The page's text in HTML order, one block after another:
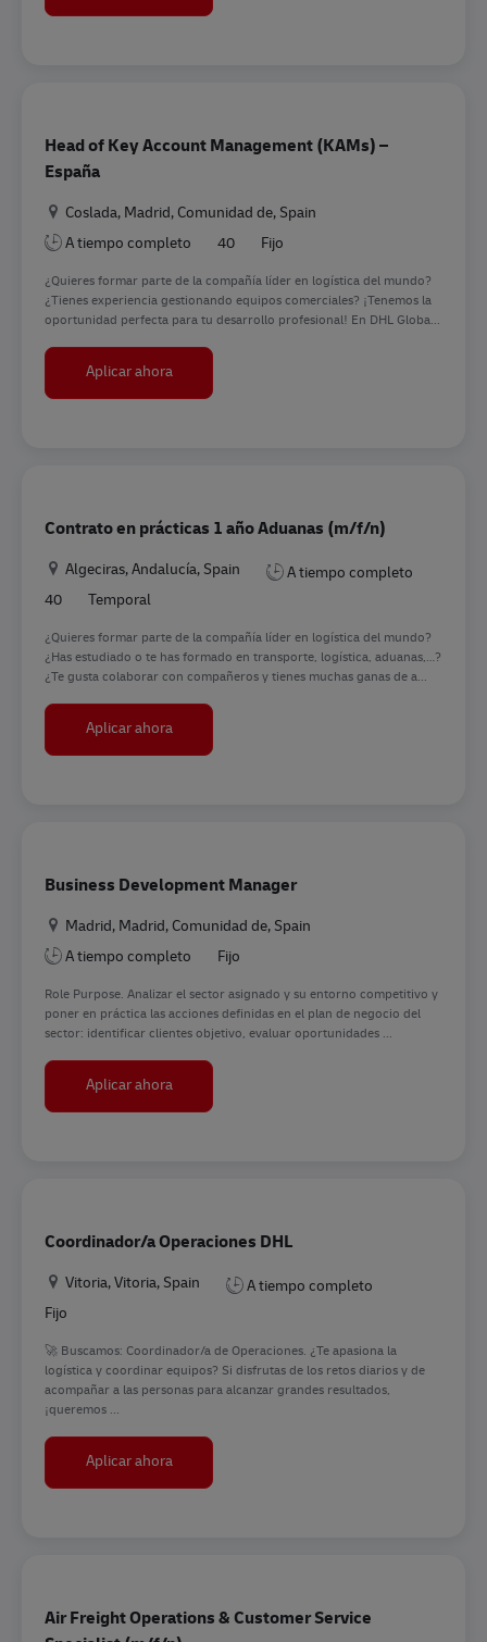
Head of Key Account Management (KAMs) –
España
Ubicación
Coslada, Madrid, Comunidad de, Spain
A tiempo completo
40 Fijo
¿Quieres formar parte de la compañía líder en logística del mundo?
¿Tienes experiencia gestionando equipos comerciales? ¡Tenemos la
oportunidad perfecta para tu desarrollo profesional! En DHL Globa...
Aplicar ahoraHead of Key Account Management (KAMs) –
Contrato en prácticas 1 año Aduanas (m/f/n)
Ubicación
Algeciras, Andalucía, Spain
A tiempo completo
40
Temporal
¿Quieres formar parte de la compañía líder en logística del mundo?
¿Has estudiado o te has formado en transporte, logística, aduanas,…?
¿Te gusta colaborar con compañeros y tienes muchas ganas de a...
Aplicar ahoraContrato en prácticas 1 año Aduanas (m/f/n)
Business Development Manager
Ubicación
Madrid, Madrid, Comunidad de, Spain
A tiempo completo
Fijo
Role Purpose. Analizar el sector asignado y su entorno competitivo y
poner en práctica las acciones definidas en el plan de negocio del
sector: identificar clientes objetivo, evaluar oportunidades ...
Aplicar ahoraBusiness Development Manager
Coordinador/a Operaciones DHL
Ubicación
Vitoria, Vitoria, Spain
A tiempo completo
Fijo
🚀 Buscamos: Coordinador/a de Operaciones. ¿Te apasiona la
logística y coordinar equipos? Si disfrutas de los retos diarios y de
acompañar a las personas para alcanzar grandes resultados,
¡queremos ...
Aplicar ahoraCoordinador/a Operaciones DHL
Air Freight Operations & Customer Service